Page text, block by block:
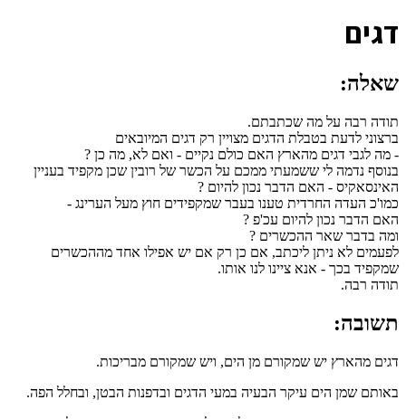
דגים
שאלה:
תודה רבה על מה שכתבתם.
ברצוני לדעת בטבלת הדגים מצויין רק דגים המיובאים
- מה לגבי דגים מהארץ האם כולם נקיים - ואם לא, מה כן ?
בנוסף נדמה לי ששמעתי ממכם על הכשר של רובין שכן מקפיד בעניין
האינסאקיס - האם הדבר נכון להיום ?
כמו'כ העדה החרדית טענו בעבר שמקפידים חוץ מעל הערינג -
האם הדבר נכון להיום עכ'פ ?
ומה בדבר שאר ההכשרים ?
לפעמים לא ניתן ליכתב, אם כן רק אם יש אפילו אחד מההכשרים
שמקפיד בכך - אנא ציינו לנו אותו.
תודה רבה.
תשובה:
דגים מהארץ יש שמקורם מן הים, ויש שמקורם מבריכות.
באותם שמן הים עיקר הבעיה במעי הדגים ובדפנות הבטן, ובחלל הפה.